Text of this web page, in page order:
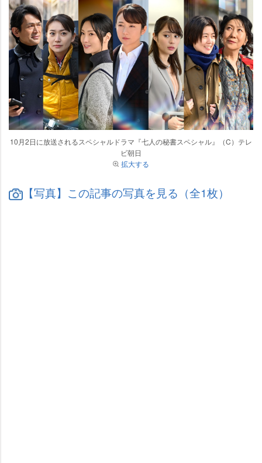
10月2日に放送されるスペシャルドラマ『七人の秘書スペシャル』（C）テレ
ビ朝日
拡大する
【写真】この記事の写真を見る（全1枚）